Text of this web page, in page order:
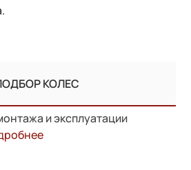
КОЛЕС
и эксплуатации